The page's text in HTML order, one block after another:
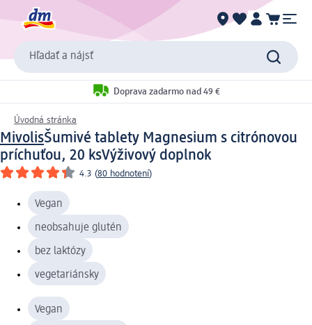
Hľadať a nájsť
Doprava zadarmo nad 49 €
Úvodná stránka
MivolisŠumivé tablety Magnesium s citrónovou
príchuťou, 20 ksVýživový doplnok
4.3 (80 hodnotení)
Vegan
neobsahuje glutén
bez laktózy
vegetariánsky
Vegan